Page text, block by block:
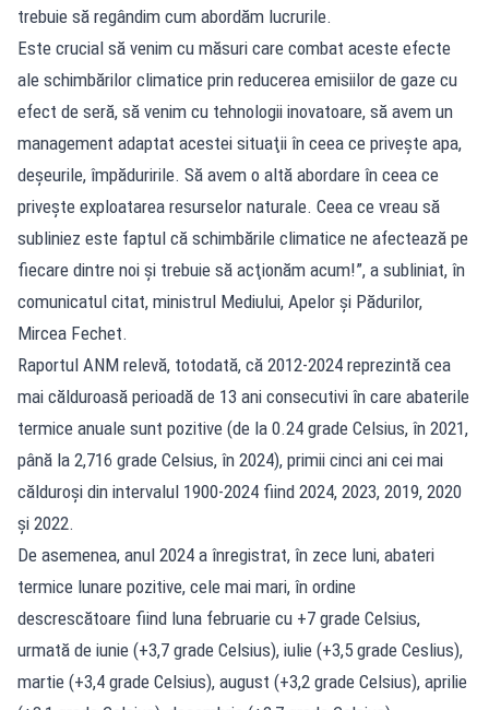
trebuie să regândim cum abordăm lucrurile.
Este crucial să venim cu măsuri care combat aceste efecte
ale schimbărilor climatice prin reducerea emisiilor de gaze cu
efect de seră, să venim cu tehnologii inovatoare, să avem un
management adaptat acestei situaţii în ceea ce priveşte apa,
deşeurile, împăduririle. Să avem o altă abordare în ceea ce
priveşte exploatarea resurselor naturale. Ceea ce vreau să
subliniez este faptul că schimbările climatice ne afectează pe
fiecare dintre noi şi trebuie să acţionăm acum!”, a subliniat, în
comunicatul citat, ministrul Mediului, Apelor şi Pădurilor,
Mircea Fechet.
Raportul ANM relevă, totodată, că 2012-2024 reprezintă cea
mai călduroasă perioadă de 13 ani consecutivi în care abaterile
termice anuale sunt pozitive (de la 0.24 grade Celsius, în 2021,
până la 2,716 grade Celsius, în 2024), primii cinci ani cei mai
călduroşi din intervalul 1900-2024 fiind 2024, 2023, 2019, 2020
şi 2022.
De asemenea, anul 2024 a înregistrat, în zece luni, abateri
termice lunare pozitive, cele mai mari, în ordine
descrescătoare fiind luna februarie cu +7 grade Celsius,
urmată de iunie (+3,7 grade Celsius), iulie (+3,5 grade Ceslius),
martie (+3,4 grade Celsius), august (+3,2 grade Celsius), aprilie